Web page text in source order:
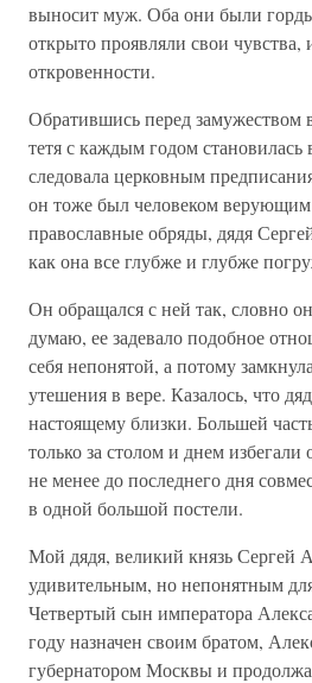
выносит муж. Оба они были
открыто проявляли свои чувства,
откровенности.
Обратившись перед замужеством
тетя с каждым годом становилась
следовала церковным
он тоже был человеком верующим
православные обряды, дядя
как она все глубже и глубже
Он обращался с ней так, словно
думаю, ее задевало подобное
себя непонятой, а потому
утешения в вере. Казалось, что
настоящему близки. Большей
только за столом и днем избегали
не менее до последнего дня
в одной большой постели.
Мой дядя, великий князь Сергей
удивительным, но непонятным
Четвертый сын императора
году назначен своим братом,
губернатором Москвы и